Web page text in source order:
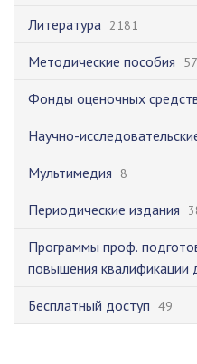
Литература 2181
Методические пособия
Фонды оценочных
Научно-
Мультимедия 8
Периодические издания
Программы проф.
повышения квалификации
Бесплатный доступ 49